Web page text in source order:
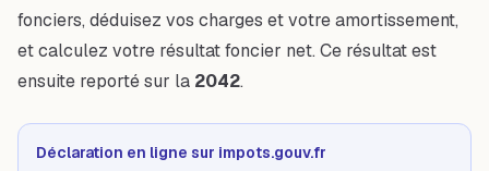
fonciers, déduisez vos charges et votre amortissement,
et calculez votre résultat foncier net. Ce résultat est
ensuite reporté sur la 2042.
Déclaration en ligne sur impots.gouv.fr